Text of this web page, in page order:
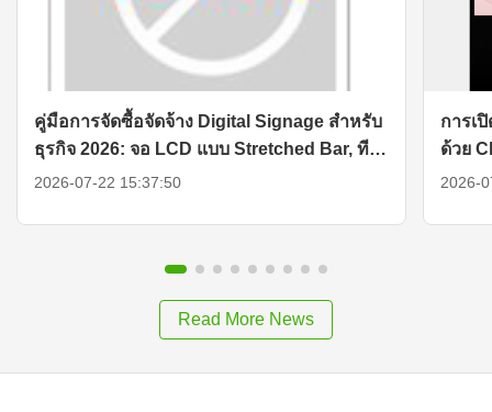
คู่มือการจัดซื้อจัดจ้าง Digital Signage สำหรับ
ธุรกิจ 2026: จอ LCD แบบ Stretched Bar, ทีวี
พกพาอัจฉริยะ และโซลูชันจอแสดงผล
2026-07-22 15:37:50
การเ
ด้วย
2026-
Read More News